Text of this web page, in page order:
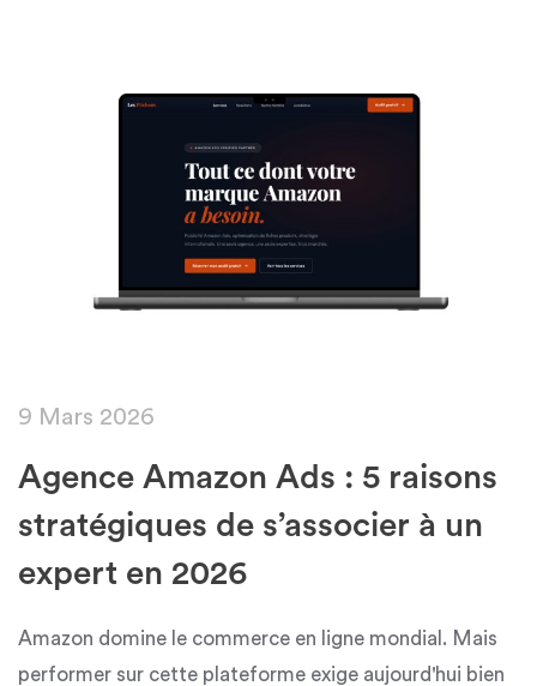
Featured
9 Mars 2026
Agence Amazon Ads : 5 raisons
stratégiques de s’associer à un
expert en 2026
Amazon domine le commerce en ligne mondial. Mais
performer sur cette plateforme exige aujourd'hui bien